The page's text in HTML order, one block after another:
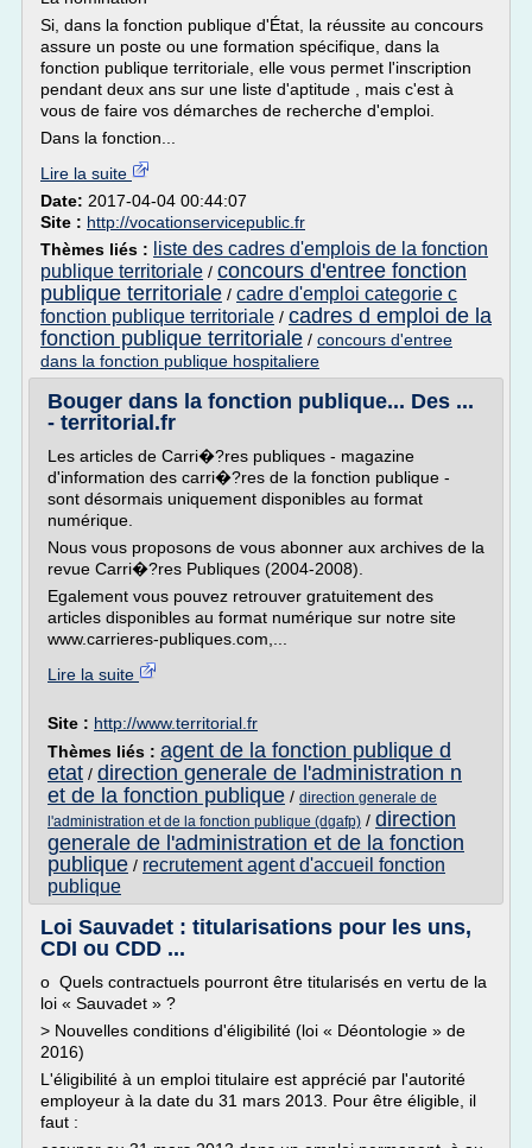
Si, dans la fonction publique d'État, la réussite au concours
assure un poste ou une formation spécifique, dans la
fonction publique territoriale, elle vous permet l'inscription
pendant deux ans sur une liste d'aptitude , mais c'est à
vous de faire vos démarches de recherche d'emploi.
Dans la fonction...
Lire la suite
Date: 2017-04-04 00:44:07
Site : http://vocationservicepublic.fr
Thèmes liés :
liste des cadres d'emplois de la fonction
publique territoriale / concours d'entree fonction
publique territoriale / cadre d'emploi categorie c
fonction publique territoriale / cadres d emploi de la
fonction publique territoriale / concours d'entree
dans la fonction publique hospitaliere
Bouger dans la fonction publique... Des ...
- territorial.fr
Les articles de Carri�?res publiques - magazine
d'information des carri�?res de la fonction publique -
sont désormais uniquement disponibles au format
numérique.
Nous vous proposons de vous abonner aux archives de la
revue Carri�?res Publiques (2004-2008).
Egalement vous pouvez retrouver gratuitement des
articles disponibles au format numérique sur notre site
www.carrieres-publiques.com,...
Lire la suite
Site : http://www.territorial.fr
Thèmes liés : agent de la fonction publique d
etat / direction generale de l'administration n
et de la fonction publique / direction generale de
l'administration et de la fonction publique (dgafp) / direction
generale de l'administration et de la fonction
publique / recrutement agent d'accueil fonction
publique
Loi Sauvadet : titularisations pour les uns,
CDI ou CDD ...
o Quels contractuels pourront être titularisés en vertu de la
loi « Sauvadet » ?
> Nouvelles conditions d'éligibilité (loi « Déontologie » de
2016)
L'éligibilité à un emploi titulaire est apprécié par l'autorité
employeur à la date du 31 mars 2013. Pour être éligible, il
faut :